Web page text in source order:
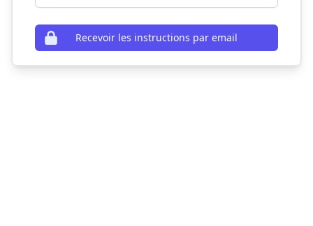
Recevoir les instructions par email